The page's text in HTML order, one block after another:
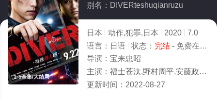
1-5全集/大结局
别名：DIVERteshuqianruzu
日本 动作,犯罪,日本 2020
7.0
语言： 日语 状态： 完结- 免费在线观看
导演： 宝来忠昭
主演： 福士苍汰,野村周平,安藤政信,凉
更新时间： 2022-08-27